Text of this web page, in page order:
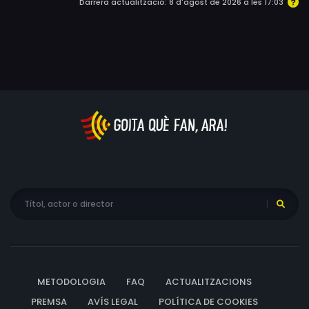
METODOLOGIA FAQ
ACTUALITZACIONS
PREMSA
AVÍS LEGAL POLÍTICA DE COOKIES